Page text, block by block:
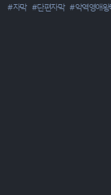
#자막 #단편자막 #악역영애왕